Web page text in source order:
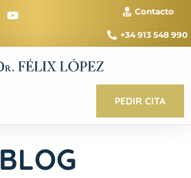
Contacto
+34 913 548 990
PEDIR CITA
BLOG